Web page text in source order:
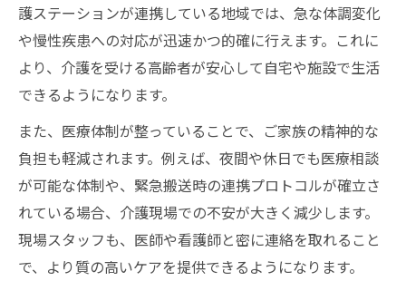
護ステーションが連携している地域では、急な体調変化
や慢性疾患への対応が迅速かつ的確に行えます。これに
より、介護を受ける高齢者が安心して自宅や施設で生活
できるようになります。
また、医療体制が整っていることで、ご家族の精神的な
負担も軽減されます。例えば、夜間や休日でも医療相談
が可能な体制や、緊急搬送時の連携プロトコルが確立さ
れている場合、介護現場での不安が大きく減少します。
現場スタッフも、医師や看護師と密に連絡を取れること
で、より質の高いケアを提供できるようになります。